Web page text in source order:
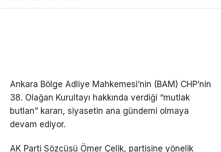
Ankara Bölge Adliye Mahkemesi’nin (BAM) CHP’nin
38. Olağan Kurultayı hakkında verdiği “mutlak
butlan” kararı, siyasetin ana gündemi olmaya
devam ediyor.
AK Parti Sözcüsü Ömer Çelik, partisine yönelik